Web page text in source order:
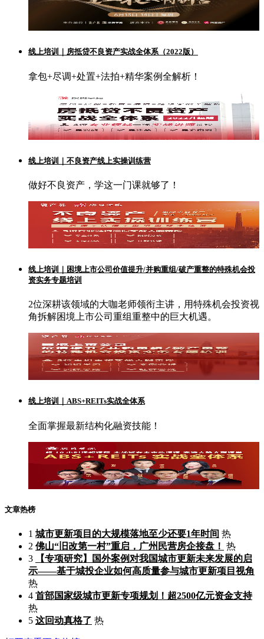
线上培训｜房抵贷不良资产实战全体系（2022版）
拿包+尽调+处置+法拍+精华案例全解析！
线上培训｜不良资产线上实操训练营
做好不良资产，学这一门课就够了！
线上培训｜困境上市公司价值提升/并购重组/破产重整的特殊机会投
资实务专题培训
2位深耕该领域的大咖老师领衔主讲，用特殊机会投资视
角拆解困境上市公司重组重整中的巨大机遇。
线上培训｜ABS+REITs实战全体系
全面掌握最新结构化融资技能！
文章热榜
1 城市更新项目的大规模落地至少还要1年时间 热
2 佛山“旧改第一村”重启，广州民营房企接盘！ 热
3
【专项研究】国外案例对我国城市更新未来发展的启
示——基于城投企业如何高质量参与城市更新项目视角
热
4 首部国家级城市更新专项规划！超2500亿元资金支持
热
5 这回动真格了 热